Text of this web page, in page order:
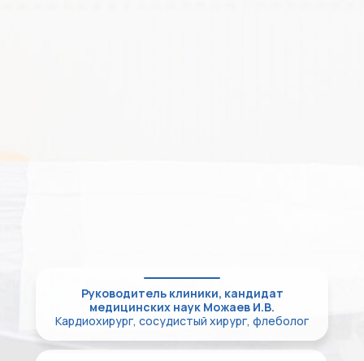
Руководитель клиники, кандидат
медицинских наук Можаев И.В.
Кардиохирург, сосудистый хирург, флеболог